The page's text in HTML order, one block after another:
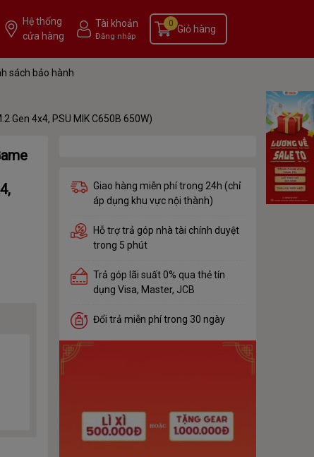
Hệ thống
cửa hàng
Tài khoản
Đăng nhập
Giỏ hàng
0
sách bảo hành
Gen 4x4, PSU MIK C650B 650W)
Giao hàng miễn phí trong 24h (chỉ
áp dụng khu vực nội thành)
Hỗ trợ trả góp nhà tài chính duyệt
trong 5 phút
Trả góp lãi suất 0% qua thẻ tín
dụng Visa, Master, JCB
Đổi trả miễn phí trong 30 ngày